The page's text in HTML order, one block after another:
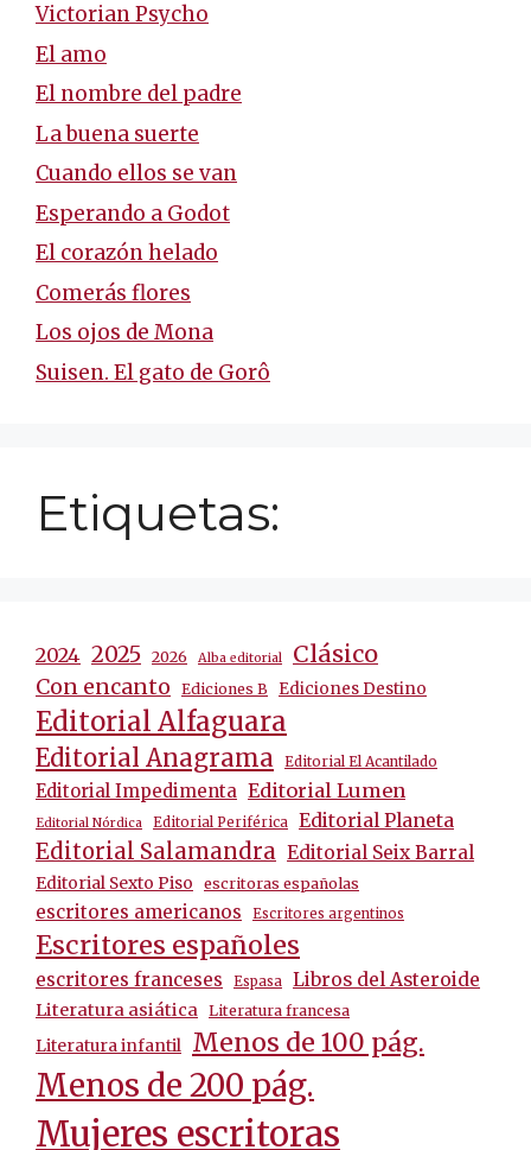
Victorian Psycho
El amo
El nombre del padre
La buena suerte
Cuando ellos se van
Esperando a Godot
El corazón helado
Comerás flores
Los ojos de Mona
Suisen. El gato de Gorô
Etiquetas:
2024 2025 2026 Alba editorial Clásico
Con encanto Ediciones B Ediciones Destino
Editorial Alfaguara
Editorial Anagrama Editorial El Acantilado
Editorial Impedimenta Editorial Lumen
Editorial Nórdica Editorial Periférica Editorial Planeta
Editorial Salamandra Editorial Seix Barral
Editorial Sexto Piso escritoras españolas
escritores americanos Escritores argentinos
Escritores españoles
escritores franceses Espasa Libros del Asteroide
Literatura asiática Literatura francesa
Literatura infantil Menos de 100 pág.
Menos de 200 pág.
Mujeres escritoras